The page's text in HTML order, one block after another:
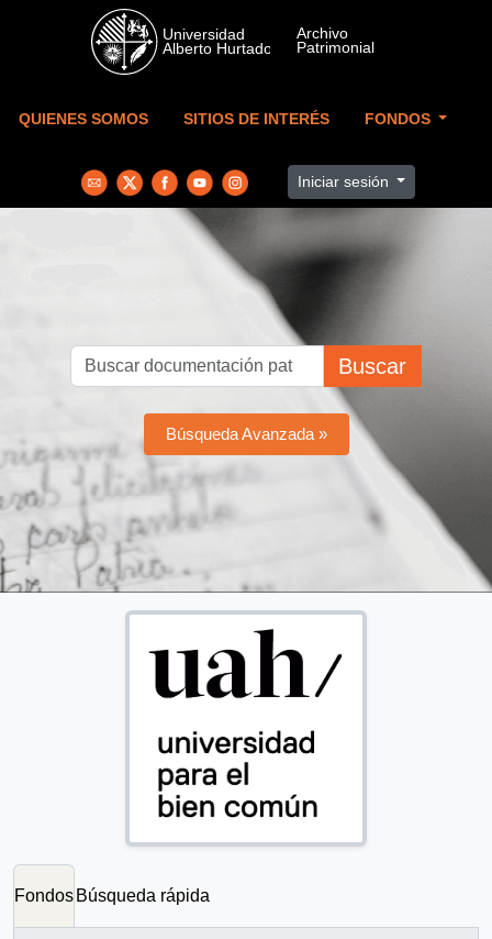
Skip to main content
QUIENES SOMOS SITIOS DE INTERÉS FONDOS
Iniciar sesión
Buscar
Búsqueda Avanzada »
Fondos Búsqueda rápida